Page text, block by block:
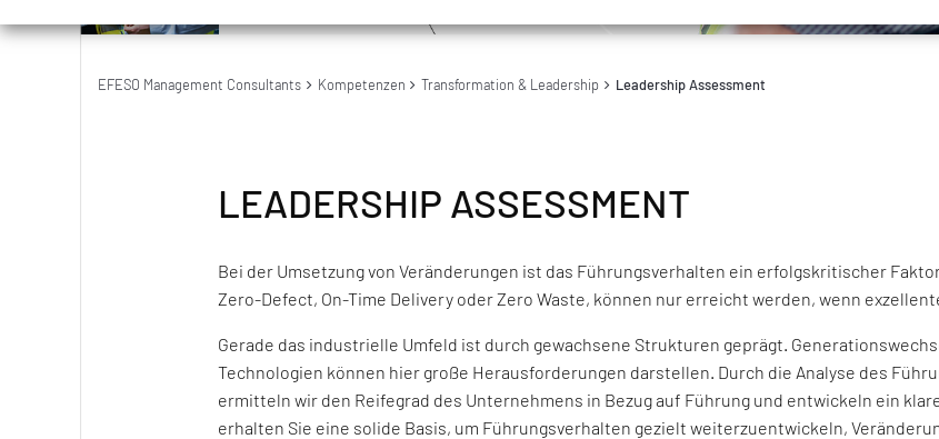
EFESO Management Consultants Kompetenzen Transformation & Leadership Leadership Assessment
LEADERSHIP ASSESSMENT
Bei der Umsetzung von Veränderungen ist das Führungsverhalten ein erfolgskritischer
Zero-Defect, On-Time Delivery oder Zero Waste, können nur erreicht werden, wenn
Gerade das industrielle Umfeld ist durch gewachsene Strukturen geprägt.
Technologien können hier große Herausforderungen darstellen. Durch die Analyse des
ermitteln wir den Reifegrad des Unternehmens in Bezug auf Führung und entwickeln ein
erhalten Sie eine solide Basis, um Führungsverhalten gezielt weiterzuentwickeln,